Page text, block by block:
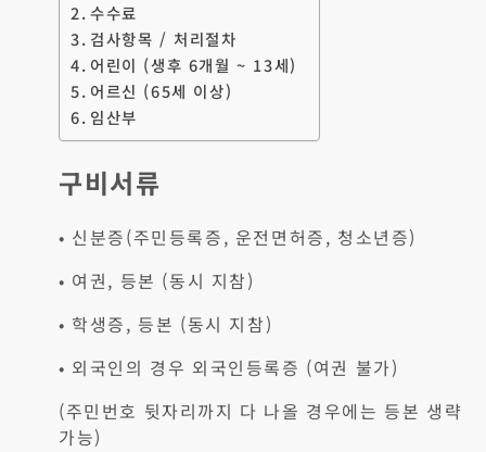
수수료
검사항목 / 처리절차
어린이 (생후 6개월 ~ 13세)
어르신 (65세 이상)
임산부
구비서류
• 신분증(주민등록증, 운전면허증, 청소년증)
• 여권, 등본 (동시 지참)
• 학생증, 등본 (동시 지참)
• 외국인의 경우 외국인등록증 (여권 불가)
(주민번호 뒷자리까지 다 나올 경우에는 등본 생략
가능)